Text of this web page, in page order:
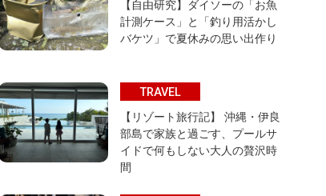
【自由研究】ダイソーの「お魚
計測ケース」と「釣り用活かし
バケツ」で夏休みの思い出作り
TRAVEL
【リゾート旅行記】 沖縄・伊良
部島で家族と過ごす、プールサ
イドで何もしない大人の贅沢時
間